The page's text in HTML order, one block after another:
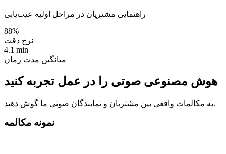
راهنمایی مشتریان در مراحل اولیه عیب‌یابی
88%
نرخ دقت
4.1 min
میانگین مدت زمان
هوش مصنوعی صوتی را در عمل تجربه کنید
به مکالمات واقعی بین مشتریان و نمایندگان صوتی ما گوش دهید.
نمونه مکالمه